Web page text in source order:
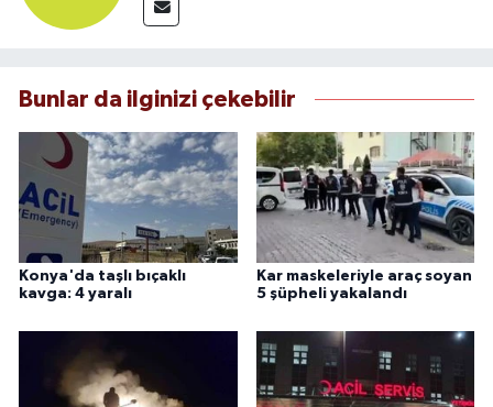
Bunlar da ilginizi çekebilir
Konya'da taşlı bıçaklı
kavga: 4 yaralı
Kar maskeleriyle araç soyan
5 şüpheli yakalandı